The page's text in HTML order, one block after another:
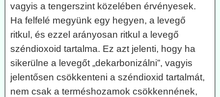
vagyis a tengerszint közelében érvényesek.
Ha felfelé megyünk egy hegyen, a levegő
ritkul, és ezzel arányosan ritkul a levegő
széndioxoid tartalma. Ez azt jelenti, hogy ha
sikerülne a levegőt „dekarbonizálni”, vagyis
jelentősen csökkenteni a széndioxid tartalmát,
nem csak a terméshozamok csökkennének,